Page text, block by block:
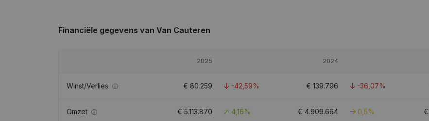
Financiële gegevens van Van Cauteren
2025 2024
Winst/Verlies € 80.259 -42,59% € 139.796 -36,07%
Omzet € 5.113.870 4,16% € 4.909.664 0,5% €